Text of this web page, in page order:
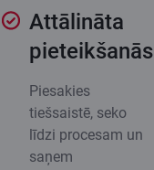
Attālināta
pieteikšanās
Piesakies
tiešsaistē, seko
līdzi procesam un
saņem